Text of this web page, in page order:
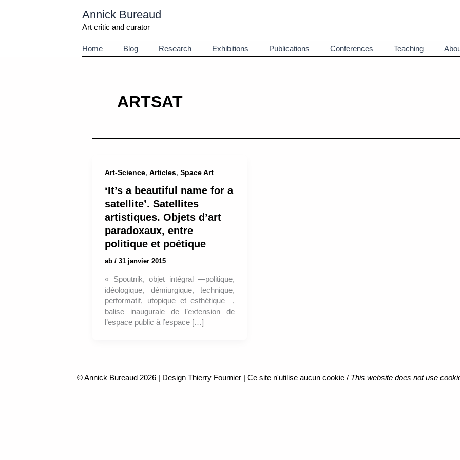
Annick Bureaud
Art critic and curator
Home Blog Research Exhibitions Publications Conferences Teaching
ARTSAT
Art-Science, Articles, Space Art
‘It’s a beautiful name for a
satellite’. Satellites
artistiques. Objets d’art
paradoxaux, entre
politique et poétique
ab / 31 janvier 2015
« Spoutnik, objet intégral —politique,
idéologique, démiurgique, technique,
performatif, utopique et esthétique—,
balise inaugurale de l’extension de
l’espace public à l’espace […]
© Annick Bureaud 2026 | Design Thierry Fournier | Ce site n'utilise aucun cookie / This website does not use